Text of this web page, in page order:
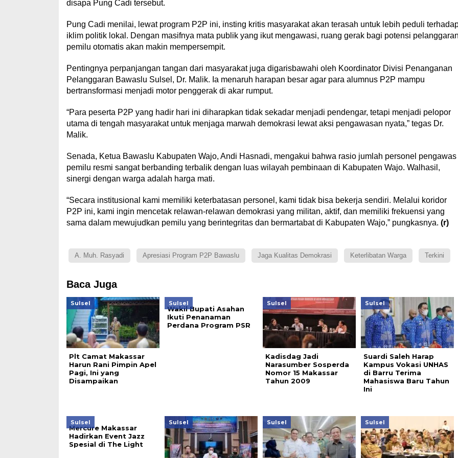
disapa Pung Cadi tersebut.
Pung Cadi menilai, lewat program P2P ini, insting kritis masyarakat akan terasah untuk lebih peduli
iklim politik lokal. Dengan masifnya mata publik yang ikut mengawasi, ruang gerak bagi potensi
pemilu otomatis akan makin mempersempit.
Pentingnya perpanjangan tangan dari masyarakat juga digarisbawahi oleh Koordinator Divisi Penanganan
Pelanggaran Bawaslu Sulsel, Dr. Malik. Ia menaruh harapan besar agar para alumnus P2P mampu
bertransformasi menjadi motor penggerak di akar rumput.
“Para peserta P2P yang hadir hari ini diharapkan tidak sekadar menjadi pendengar, tetapi menjadi pelopor
utama di tengah masyarakat untuk menjaga marwah demokrasi lewat aksi pengawasan nyata,” tegas Dr.
Malik.
Senada, Ketua Bawaslu Kabupaten Wajo, Andi Hasnadi, mengakui bahwa rasio jumlah personel pengawas
pemilu resmi sangat berbanding terbalik dengan luas wilayah pembinaan di Kabupaten Wajo. Walhasil,
sinergi dengan warga adalah harga mati.
“Secara institusional kami memiliki keterbatasan personel, kami tidak bisa bekerja sendiri. Melalui koridor
P2P ini, kami ingin mencetak relawan-relawan demokrasi yang militan, aktif, dan memiliki frekuensi yang
sama dalam mewujudkan pemilu yang berintegritas dan bermartabat di Kabupaten Wajo,” pungkasnya. (r)
A. Muh. Rasyadi Apresiasi Program P2P Bawaslu Jaga Kualitas Demokrasi Keterlibatan Warga Terkini
Baca Juga
Sulsel
Plt Camat Makassar
Harun Rani Pimpin Apel
Pagi, Ini yang
Disampaikan
Sulsel
Wakil Bupati Asahan
Ikuti Penanaman
Perdana Program PSR
Sulsel
Kadisdag Jadi
Narasumber Sosperda
Nomor 15 Makassar
Tahun 2009
Sulsel
Suardi Saleh Harap
Kampus Vokasi UNHAS
di Barru Terima
Mahasiswa Baru Tahun
Ini
Sulsel
Mercure Makassar
Hadirkan Event Jazz
Spesial di The Light
Sulsel Sulsel Sulsel